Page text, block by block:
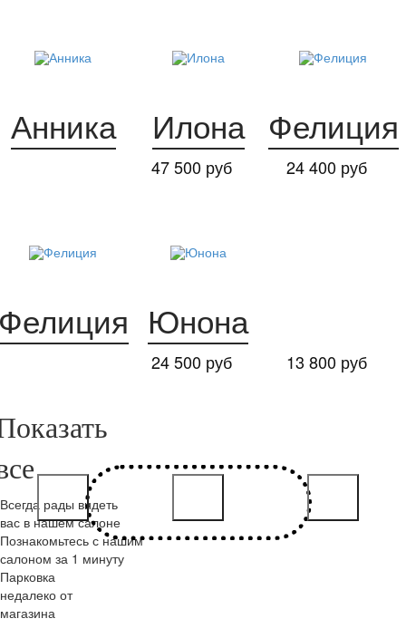
Анника
47 500 руб
Илона
24 400 руб
Фелиция
24 500 руб
Юнона
13 800 руб
Всегда рады видеть
вас в нашем салоне
Познакомьтесь с нашим
салоном за 1 минуту
Парковка
недалеко от
магазина